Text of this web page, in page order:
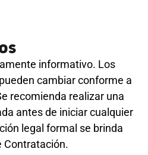
informativo. Los
cambiar conforme a
recomienda realizar una
antes de iniciar cualquier
legal formal se brinda
Contratación.